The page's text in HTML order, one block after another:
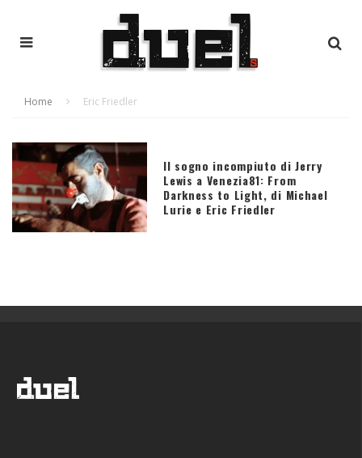
Home Eric Friedler
Il sogno incompiuto di Jerry
Lewis a Venezia81: From
Darkness to Light, di Michael
Lurie e Eric Friedler